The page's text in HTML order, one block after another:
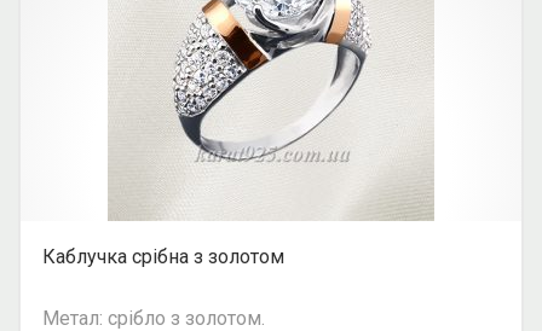
Каблучка срібна з золотом
Метал: срібло з золотом.